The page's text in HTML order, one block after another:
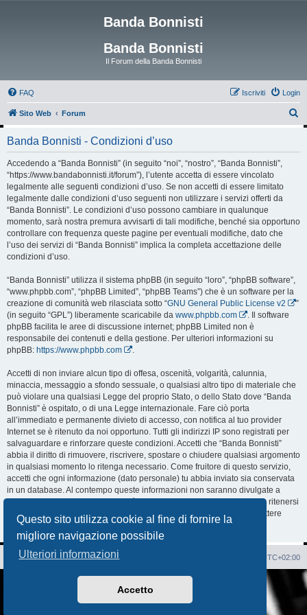
Questo sito utilizza cookie al fine di fornire la
migliore navigazione possibile
Ulteriori informazioni
Accetto
Banda Bonnisti
Banda Bonnisti
Il Forum della Banda Bonnisti
FAQ Login
Iscriviti
Sito Web Forum
Banda Bonnisti - Condizioni d’uso
Accedendo a “Banda Bonnisti” (in seguito “noi”, “nostro”, “Banda Bonnisti”,
“https://www.bandabonnisti.it/forum”), l’utente accetta di essere vincolato
legalmente alle seguenti condizioni d’uso. Se non accetti di essere limitato
legalmente dalle condizioni d’uso seguenti non utilizzare i servizi offerti da
“Banda Bonnisti”. Le condizioni d’uso possono cambiare in qualunque
momento, sarà nostra premura avvisarti di tali modifiche, benché sia opportuno
controllare con frequenza queste pagine per eventuali modifiche, dato che
l’uso dei servizi di “Banda Bonnisti” implica la completa accettazione delle
condizioni d’uso.
“Banda Bonnisti” utilizza il sistema phpBB (in seguito “loro”, “phpBB software”,
“www.phpbb.com”, “phpBB Limited”, “phpBB Teams”) che è un software per la
creazione di comunità web rilasciata sotto “GNU General Public License v2
”
(in seguito “GPL”) liberamente scaricabile da www.phpbb.com
. Il software
phpBB facilita le aree di discussione internet; phpBB Limited non è
responsabile dei contenuti e della gestione. Per ulteriori informazioni su
phpBB: https://www.phpbb.com .
Accetti di non inviare alcun tipo di offesa, oscenità, volgarità, calunnia,
minaccia, messaggio a sfondo sessuale, o qualsiasi altro tipo di materiale che
può violare una qualsiasi Legge del proprio Stato, o dello Stato dove “Banda
Bonnisti” è ospitato, o di una Legge internazionale. Fare ciò porta
all’immediato e permanente divieto di accesso, con notifica al tuo provider
Internet se è ritenuto da noi opportuno. Tutti gli indirizzi IP sono registrati per
salvaguardare e rinforzare queste condizioni. Accetti che “Banda Bonnisti”
abbia il diritto di rimuovere, riscrivere, spostare o chiudere qualsiasi argomento
in qualsiasi momento lo ritenga necessario. Come fruitore di questo servizio,
accetti che ogni informazione (dato personale) tu abbia inviato sia conservata
in un database. Al contempo queste informazioni non saranno divulgate a
nessuno senza il tuo consenso, né “Banda Bonnisti” o phpBB sono da ritenersi
responsabili per qualsiasi violazione al sistema che possa compromettere
queste informazioni.
Sito Web Forum UTC+02:00
Traduzione Italiana
AIF_COPYRIGHT